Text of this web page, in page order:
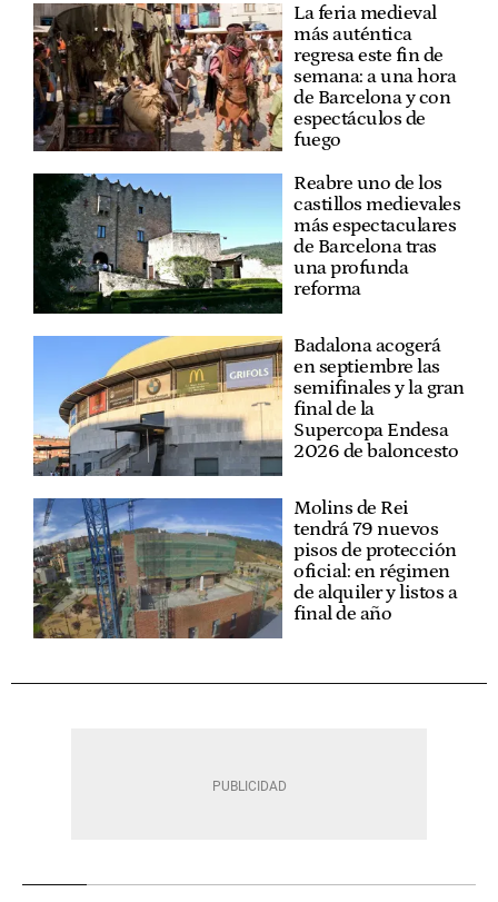
La feria medieval
más auténtica
regresa este fin de
semana: a una hora
de Barcelona y con
espectáculos de
fuego
Reabre uno de los
castillos medievales
más espectaculares
de Barcelona tras
una profunda
reforma
Badalona acogerá
en septiembre las
semifinales y la gran
final de la
Supercopa Endesa
2026 de baloncesto
Molins de Rei
tendrá 79 nuevos
pisos de protección
oficial: en régimen
de alquiler y listos a
final de año